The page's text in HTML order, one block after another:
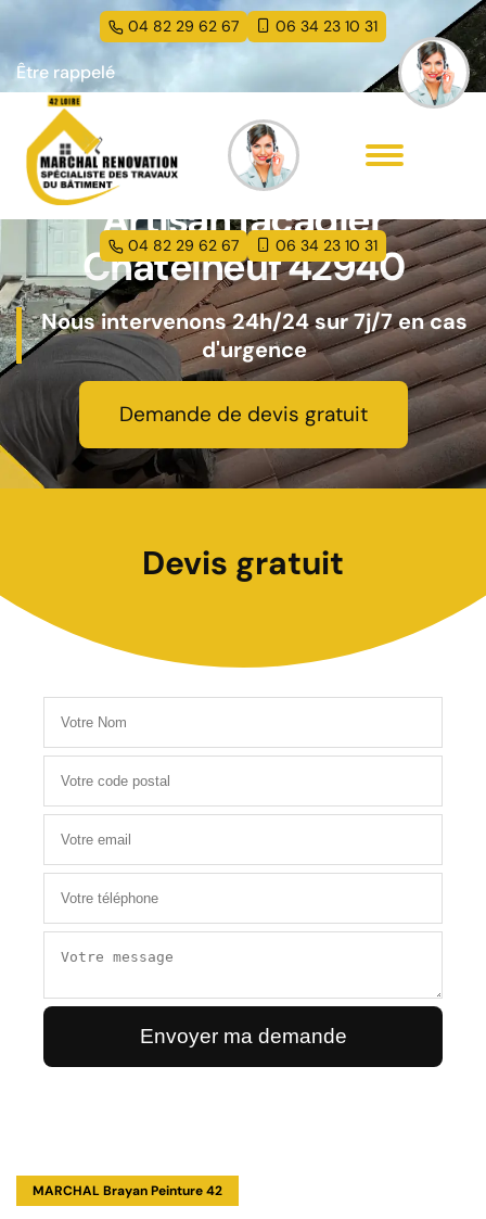
04 82 29 62 67 06 34 23 10 31
Être rappelé
04 82 29 62 67 06 34 23 10 31
Artisan façadier
Chatelneuf 42940
Nous intervenons 24h/24 sur 7j/7 en cas
d'urgence
Demande de devis gratuit
Devis gratuit
MARCHAL Brayan Peinture 42